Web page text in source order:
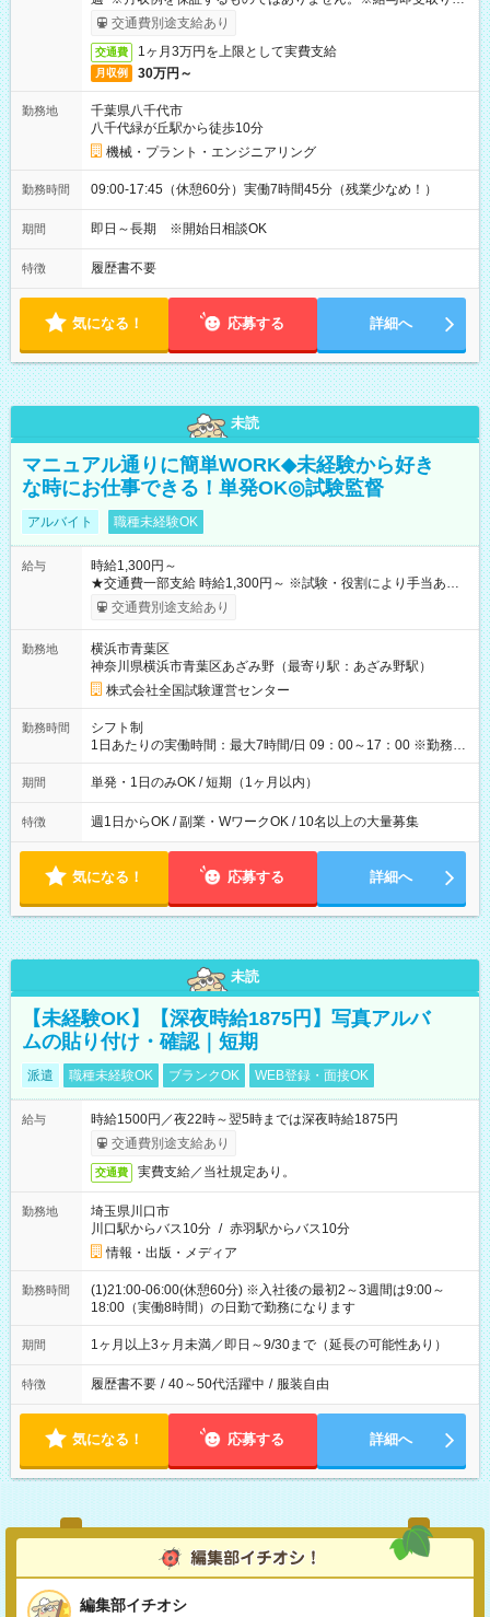
ービス利用可（利用条件有）
交通費別途支給あり
交通費 1ヶ月3万円を上限として実費支給
月収例 30万円～
勤務地
千葉県八千代市
八千代緑が丘駅から徒歩10分
機械・プラント・エンジニアリング
勤務時間 09:00-17:45（休憩60分）実働7時間45分（残業少なめ！）
期間 即日～長期 ※開始日相談OK
特徴 履歴書不要
気になる！ 応募する 詳細へ
未読
マニュアル通りに簡単WORK◆未経験から好き
な時にお仕事できる！単発OK◎試験監督
アルバイト 職種未経験OK
給与
時給1,300円～
★交通費一部支給 時給1,300円～ ※試験・役割により手当あり
※勤務回数により昇給あり 【即給（前払い）オプションあ
り！】 希望される場合、勤務から1週間ほどで給与の一部を受け
例】 ・河合塾模擬試験 8:30～17:30（休憩1時間） 時給1,300円
×8時間＝日収10,400円＋交通費 ※当日の役割により時給＋100
円の場合あり ・国家試験 7:00～13:30（休憩なし） 時給1,300
円（役割手当＋100円）×6時間＝日収8,400円＋交通費 【試用期
間】試用期間なし
交通費別途支給あり
勤務地
横浜市青葉区
神奈川県横浜市青葉区あざみ野（最寄り駅：あざみ野駅）
株式会社全国試験運営センター
勤務時間
シフト制
1日あたりの実働時間：最大7時間/日 09：00～17：00 ※勤務時
間は 試験により異なります。
期間 単発・1日のみOK / 短期（1ヶ月以内）
特徴 週1日からOK / 副業・WワークOK / 10名以上の大量募集
気になる！ 応募する 詳細へ
未読
【未経験OK】【深夜時給1875円】写真アルバ
ムの貼り付け・確認｜短期
派遣 職種未経験OK ブランクOK WEB登録・面接OK
給与
時給1500円／夜22時～翌5時までは深夜時給1875円
交通費別途支給あり
交通費 実費支給／当社規定あり。
勤務地
埼玉県川口市
川口駅からバス10分 / 赤羽駅からバス10分
情報・出版・メディア
勤務時間
(1)21:00-06:00(休憩60分) ※入社後の最初2～3週間は9:00～
18:00（実働8時間）の日勤で勤務になります
期間 1ヶ月以上3ヶ月未満／即日～9/30まで（延長の可能性あり）
特徴 履歴書不要 / 40～50代活躍中 / 服装自由
気になる！ 応募する 詳細へ
編集部イチオシ